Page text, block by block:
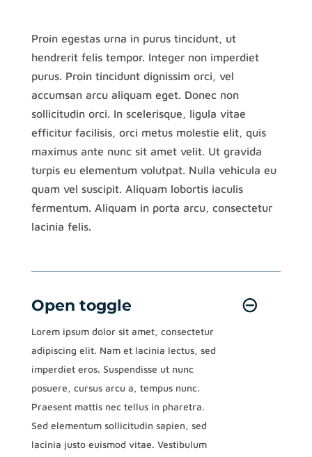
Proin egestas urna in purus tincidunt, ut
hendrerit felis tempor. Integer non imperdiet
purus. Proin tincidunt dignissim orci, vel
accumsan arcu aliquam eget. Donec non
sollicitudin orci. In scelerisque, ligula vitae
efficitur facilisis, orci metus molestie elit, quis
maximus ante nunc sit amet velit. Ut gravida
turpis eu elementum volutpat. Nulla vehicula eu
quam vel suscipit. Aliquam lobortis iaculis
fermentum. Aliquam in porta arcu, consectetur
lacinia felis.
Open toggle
Lorem ipsum dolor sit amet, consectetur
adipiscing elit. Nam et lacinia lectus, sed
imperdiet eros. Suspendisse ut nunc
posuere, cursus arcu a, tempus nunc.
Praesent mattis nec tellus in pharetra.
Sed elementum sollicitudin sapien, sed
lacinia justo euismod vitae. Vestibulum